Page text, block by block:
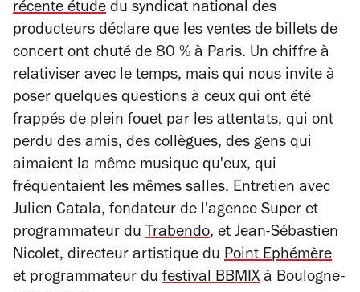
récente étude du syndicat national des
producteurs déclare que les ventes de billets de
concert ont chuté de 80 % à Paris. Un chiffre à
relativiser avec le temps, mais qui nous invite à
poser quelques questions à ceux qui ont été
frappés de plein fouet par les attentats, qui ont
perdu des amis, des collègues, des gens qui
aimaient la même musique qu'eux, qui
fréquentaient les mêmes salles. Entretien avec
Julien Catala, fondateur de l'agence Super et
programmateur du Trabendo, et Jean-Sébastien
Nicolet, directeur artistique du Point Ephémère
et programmateur du festival BBMIX à Boulogne-